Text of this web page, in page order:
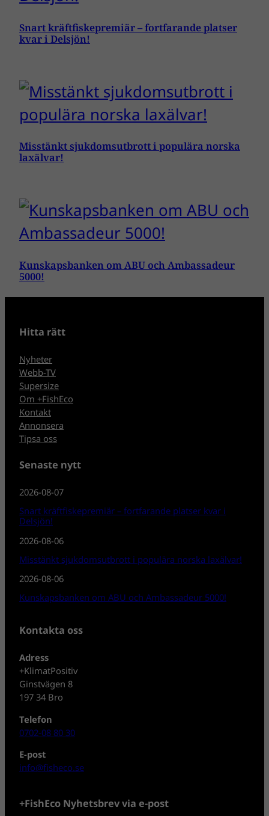
Snart kräftfiskepremiär – fortfarande platser
kvar i Delsjön!
Misstänkt sjukdomsutbrott i populära norska
laxälvar!
Kunskapsbanken om ABU och Ambassadeur
5000!
Hitta rätt
Nyheter
Webb-TV
Supersize
Om +FishEco
Kontakt
Annonsera
Tipsa oss
Senaste nytt
2026-08-07
Snart kräftfiskepremiär – fortfarande platser kvar i
Delsjön!
2026-08-06
Misstänkt sjukdomsutbrott i populära norska laxälvar!
2026-08-06
Kunskapsbanken om ABU och Ambassadeur 5000!
Kontakta oss
Adress
+KlimatPositiv
Ginstvägen 8
197 34 Bro
Telefon
0702-08 80 30
E-post
info@fisheco.se
+FishEco Nyhetsbrev via e-post